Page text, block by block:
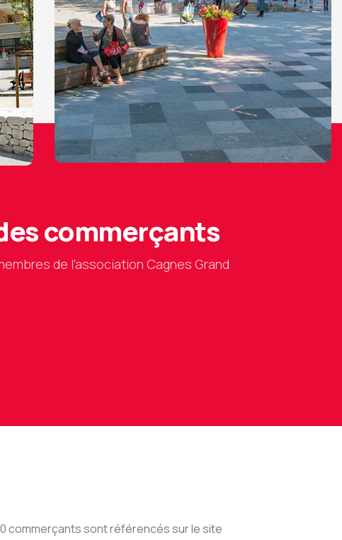
commerçants
de l'association Cagnes Grand
commerçants sont référencés sur le site